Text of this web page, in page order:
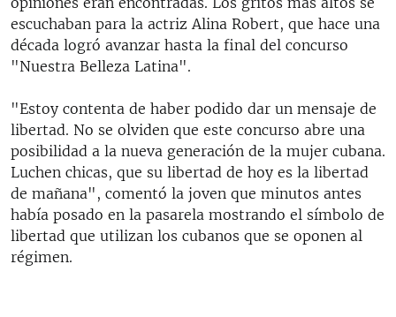
escuchaban para la actriz Alina Robert, que hace una
década logró avanzar hasta la final del concurso
"Nuestra Belleza Latina".
"Estoy contenta de haber podido dar un mensaje de
libertad. No se olviden que este concurso abre una
posibilidad a la nueva generación de la mujer cubana.
Luchen chicas, que su libertad de hoy es la libertad
de mañana", comentó la joven que minutos antes
había posado en la pasarela mostrando el símbolo de
libertad que utilizan los cubanos que se oponen al
régimen.